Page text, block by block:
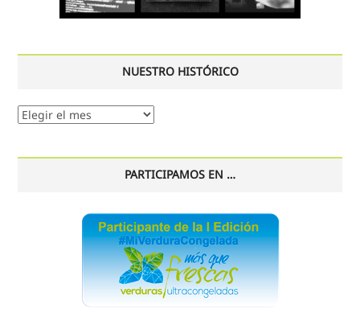
NUESTRO HISTÓRICO
Nuestro
PARTICIPAMOS EN …